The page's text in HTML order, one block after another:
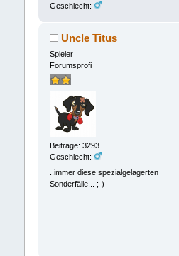
Geschlecht:
Uncle Titus
Spieler
Forumsprofi
Beiträge: 3293
Geschlecht:
..immer diese spezialgelagerten
Sonderfälle... ;-)